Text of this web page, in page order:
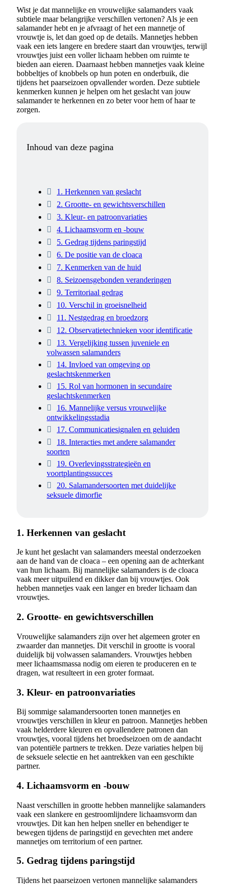
Wist je dat mannelijke en vrouwelijke salamanders vaak
subtiele maar belangrijke verschillen vertonen? Als je een
salamander hebt en je afvraagt of het een mannetje of
vrouwtje is, let dan goed op de details. Mannetjes hebben
vaak een iets langere en bredere staart dan vrouwtjes, terwijl
vrouwtjes juist een voller lichaam hebben om ruimte te
bieden aan eieren. Daarnaast hebben mannetjes vaak kleine
bobbeltjes of knobbels op hun poten en onderbuik, die
tijdens het paarseizoen opvallender worden. Deze subtiele
kenmerken kunnen je helpen om het geslacht van jouw
salamander te herkennen en zo beter voor hem of haar te
zorgen.
Inhoud van deze pagina
1. Herkennen van geslacht
2. Grootte- en gewichtsverschillen
3. Kleur- en patroonvariaties
4. Lichaamsvorm en -bouw
5. Gedrag tijdens paringstijd
6. De positie van de cloaca
7. Kenmerken van de huid
8. Seizoensgebonden veranderingen
9. Territoriaal gedrag
10. Verschil in groeisnelheid
11. Nestgedrag en broedzorg
12. Observatietechnieken voor identificatie
13. Vergelijking tussen juveniele en
volwassen salamanders
14. Invloed van omgeving op
geslachtskenmerken
15. Rol van hormonen in secundaire
geslachtskenmerken
16. Mannelijke versus vrouwelijke
ontwikkelingsstadia
17. Communicatiesignalen en geluiden
18. Interacties met andere salamander
soorten
19. Overlevingsstrategieën en
voortplantingssucces
20. Salamandersoorten met duidelijke
seksuele dimorfie
1. Herkennen van geslacht
Je kunt het geslacht van salamanders meestal onderzoeken
aan de hand van de cloaca – een opening aan de achterkant
van hun lichaam. Bij mannelijke salamanders is de cloaca
vaak meer uitpuilend en dikker dan bij vrouwtjes. Ook
hebben mannetjes vaak een langer en breder lichaam dan
vrouwtjes.
2. Grootte- en gewichtsverschillen
Vrouwelijke salamanders zijn over het algemeen groter en
zwaarder dan mannetjes. Dit verschil in grootte is vooral
duidelijk bij volwassen salamanders. Vrouwtjes hebben
meer lichaamsmassa nodig om eieren te produceren en te
dragen, wat resulteert in een groter formaat.
3. Kleur- en patroonvariaties
Bij sommige salamandersoorten tonen mannetjes en
vrouwtjes verschillen in kleur en patroon. Mannetjes hebben
vaak helderdere kleuren en opvallendere patronen dan
vrouwtjes, vooral tijdens het broedseizoen om de aandacht
van potentiële partners te trekken. Deze variaties helpen bij
de seksuele selectie en het aantrekken van een geschikte
partner.
4. Lichaamsvorm en -bouw
Naast verschillen in grootte hebben mannelijke salamanders
vaak een slankere en gestroomlijndere lichaamsvorm dan
vrouwtjes. Dit kan hen helpen sneller en behendiger te
bewegen tijdens de paringstijd en gevechten met andere
mannetjes om territorium of een partner.
5. Gedrag tijdens paringstijd
Tijdens het paarseizoen vertonen mannelijke salamanders